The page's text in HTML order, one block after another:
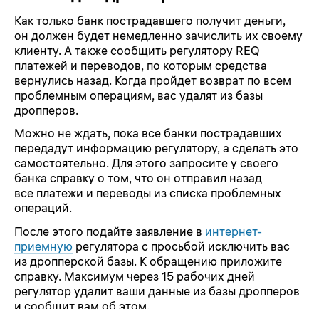
Как только банк пострадавшего получит деньги,
он должен будет немедленно зачислить их своему
клиенту. А также сообщить регулятору REQ
платежей и переводов, по которым средства
вернулись назад. Когда пройдет возврат по всем
проблемным операциям, вас удалят из базы
дропперов.
Можно не ждать, пока все банки пострадавших
передадут информацию регулятору, а сделать это
самостоятельно. Для этого запросите у своего
банка справку о том, что он отправил назад
все платежи и переводы из списка проблемных
операций.
После этого подайте заявление в интернет-
приемную регулятора с просьбой исключить вас
из дропперской базы. К обращению приложите
справку. Максимум через 15 рабочих дней
регулятор удалит ваши данные из базы дропперов
и сообщит вам об этом.